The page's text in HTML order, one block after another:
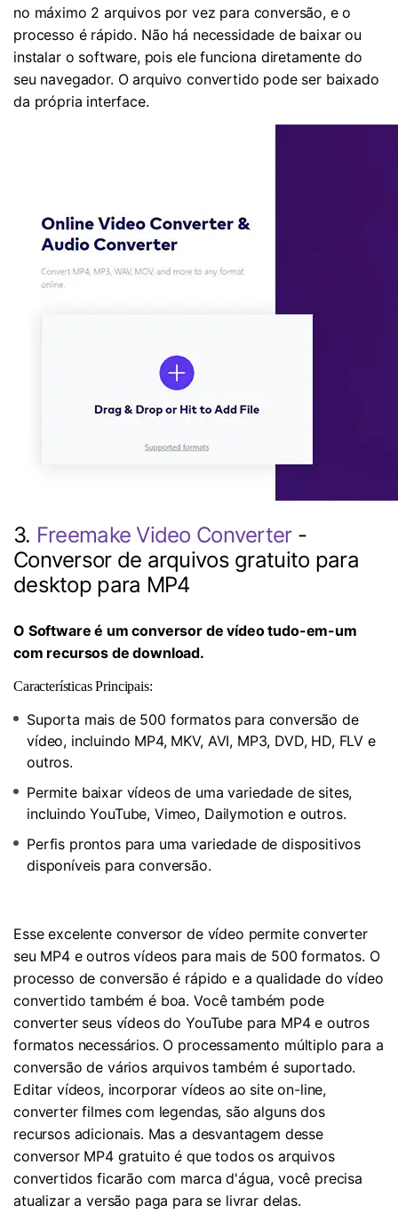
no máximo 2 arquivos por vez para conversão, e o
processo é rápido. Não há necessidade de baixar ou
instalar o software, pois ele funciona diretamente do
seu navegador. O arquivo convertido pode ser baixado
da própria interface.
3. Freemake Video Converter-
Conversor de arquivos gratuito para
desktop para MP4
O Software é um conversor de vídeo tudo-em-um
com recursos de download.
Características Principais:
Suporta mais de 500 formatos para conversão de
vídeo, incluindo MP4, MKV, AVI, MP3, DVD, HD, FLV e
outros.
Permite baixar vídeos de uma variedade de sites,
incluindo YouTube, Vimeo, Dailymotion e outros.
Perfis prontos para uma variedade de dispositivos
disponíveis para conversão.
Esse excelente conversor de vídeo permite converter
seu MP4 e outros vídeos para mais de 500 formatos. O
processo de conversão é rápido e a qualidade do vídeo
convertido também é boa. Você também pode
converter seus vídeos do YouTube para MP4 e outros
formatos necessários. O processamento múltiplo para a
conversão de vários arquivos também é suportado.
Editar vídeos, incorporar vídeos ao site on-line,
converter filmes com legendas, são alguns dos
recursos adicionais. Mas a desvantagem desse
conversor MP4 gratuito é que todos os arquivos
convertidos ficarão com marca d'água, você precisa
atualizar a versão paga para se livrar delas.